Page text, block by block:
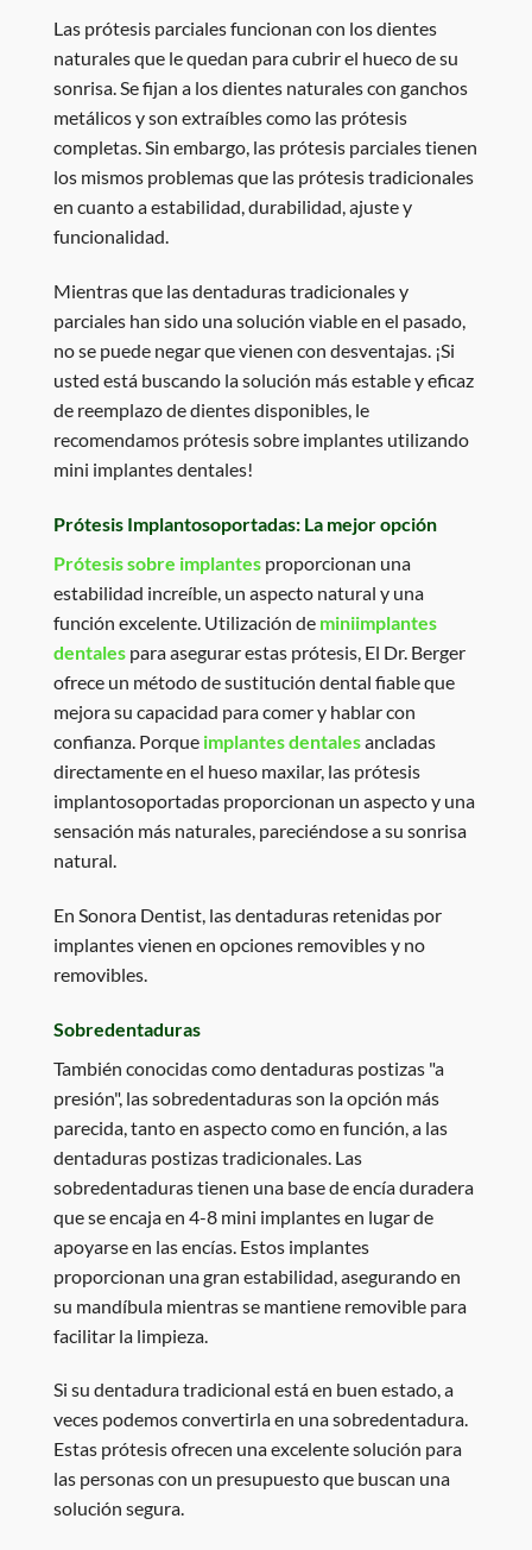
Las prótesis parciales funcionan con los dientes
naturales que le quedan para cubrir el hueco de su
sonrisa. Se fijan a los dientes naturales con ganchos
metálicos y son extraíbles como las prótesis
completas. Sin embargo, las prótesis parciales tienen
los mismos problemas que las prótesis tradicionales
en cuanto a estabilidad, durabilidad, ajuste y
funcionalidad.
Mientras que las dentaduras tradicionales y
parciales han sido una solución viable en el pasado,
no se puede negar que vienen con desventajas. ¡Si
usted está buscando la solución más estable y eficaz
de reemplazo de dientes disponibles, le
recomendamos prótesis sobre implantes utilizando
mini implantes dentales!
Prótesis Implantosoportadas: La mejor opción
Prótesis sobre implantes proporcionan una
estabilidad increíble, un aspecto natural y una
función excelente. Utilización de miniimplantes
dentales para asegurar estas prótesis, El Dr. Berger
ofrece un método de sustitución dental fiable que
mejora su capacidad para comer y hablar con
confianza. Porque implantes dentalesancladas
directamente en el hueso maxilar, las prótesis
implantosoportadas proporcionan un aspecto y una
sensación más naturales, pareciéndose a su sonrisa
natural.
En Sonora Dentist, las dentaduras retenidas por
implantes vienen en opciones removibles y no
removibles.
Sobredentaduras
También conocidas como dentaduras postizas "a
presión", las sobredentaduras son la opción más
parecida, tanto en aspecto como en función, a las
dentaduras postizas tradicionales. Las
sobredentaduras tienen una base de encía duradera
que se encaja en 4-8 mini implantes en lugar de
apoyarse en las encías. Estos implantes
proporcionan una gran estabilidad, asegurando en
su mandíbula mientras se mantiene removible para
facilitar la limpieza.
Si su dentadura tradicional está en buen estado, a
veces podemos convertirla en una sobredentadura.
Estas prótesis ofrecen una excelente solución para
las personas con un presupuesto que buscan una
solución segura.